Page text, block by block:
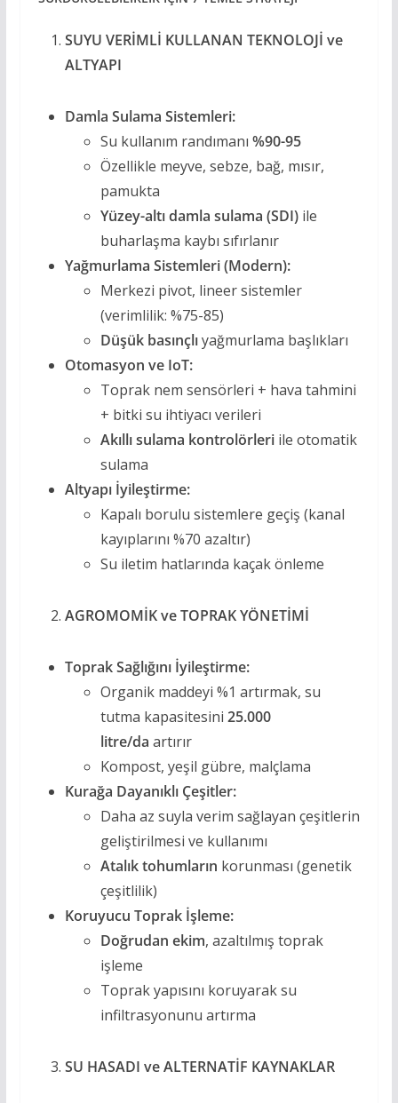
SUYU VERİMLİ KULLANAN TEKNOLOJİ ve
ALTYAPI
Damla Sulama Sistemleri:
Su kullanım randımanı %90-95
Özellikle meyve, sebze, bağ, mısır,
pamukta
Yüzey-altı damla sulama (SDI)ile
buharlaşma kaybı sıfırlanır
Yağmurlama Sistemleri (Modern):
Merkezi pivot, lineer sistemler
(verimlilik: %75-85)
Düşük basınçlıyağmurlama başlıkları
Otomasyon ve IoT:
Toprak nem sensörleri + hava tahmini
+ bitki su ihtiyacı verileri
Akıllı sulama kontrolörleriile otomatik
sulama
Altyapı İyileştirme:
Kapalı borulu sistemlere geçiş (kanal
kayıplarını %70 azaltır)
Su iletim hatlarında kaçak önleme
AGROMOMİK ve TOPRAK YÖNETİMİ
Toprak Sağlığını İyileştirme:
Organik maddeyi %1 artırmak, su
tutma kapasitesini 25.000
litre/da artırır
Kompost, yeşil gübre, malçlama
Kurağa Dayanıklı Çeşitler:
Daha az suyla verim sağlayan çeşitlerin
geliştirilmesi ve kullanımı
Atalık tohumların korunması (genetik
çeşitlilik)
Koruyucu Toprak İşleme:
Doğrudan ekim, azaltılmış toprak
işleme
Toprak yapısını koruyarak su
infiltrasyonunu artırma
SU HASADI ve ALTERNATİF KAYNAKLAR